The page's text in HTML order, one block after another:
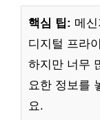
핵심 팁: 메
디지털 프라
하지만 너무
요한 정보를
요.